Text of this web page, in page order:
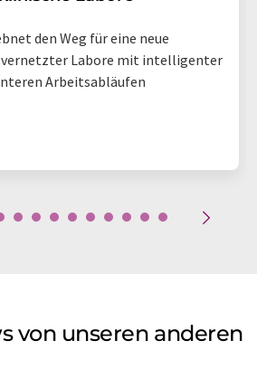
den Weg für eine neue
Labore mit intelligenter
Arbeitsabläufen
von unseren anderen